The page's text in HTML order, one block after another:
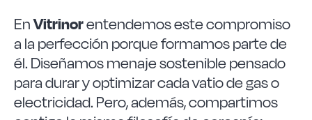
EnVitrinorentendemos este compromiso
a la perfección porque formamos parte de
él. Diseñamos menaje sostenible pensado
para durar y optimizar cada vatio de gas o
electricidad. Pero, además, compartimos